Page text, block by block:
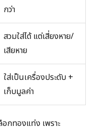
กว่า
สวมใส่ได้ แต่เสี่ยงหาย/
เสียหาย
ใส่เป็นเครื่องประดับ +
เก็บมูลค่า
กทองแท่ง เพราะ